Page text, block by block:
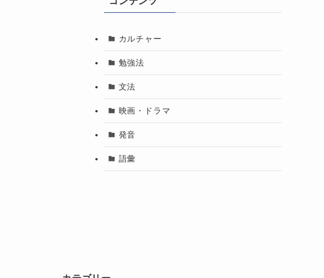
カルチャー
勉強法
文法
映画・ドラマ
発音
語彙